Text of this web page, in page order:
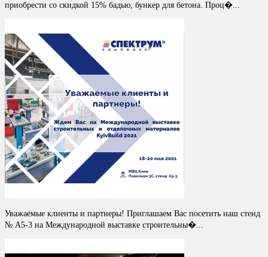
приобрести со скидкой 15% бадью, бункер для бетона. Проц�...
Уважаемые клиенты и партнеры! Приглашаем Вас посетить наш стенд
№ A5-3 на Международной выставке строительны�...